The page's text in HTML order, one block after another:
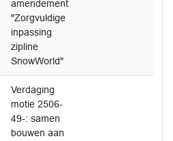
amendement
"Zorgvuldige
inpassing
zipline
SnowWorld"
Verdaging
motie 2506-
49-: samen
bouwen aan